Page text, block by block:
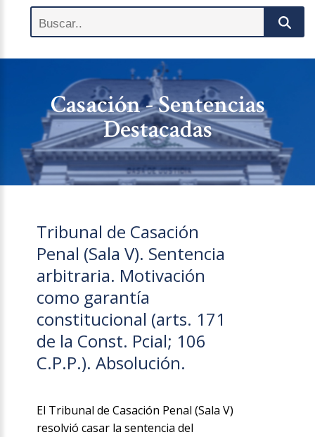
Casación - Sentencias
Destacadas
Tribunal de Casación
Penal (Sala V). Sentencia
arbitraria. Motivación
como garantía
constitucional (arts. 171
de la Const. Pcial; 106
C.P.P.). Absolución.
El Tribunal de Casación Penal (Sala V)
resolvió casar la sentencia del